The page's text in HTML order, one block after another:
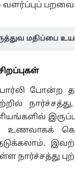
வளர்ப்புப்
மதிப்பை
பார்லி போன்ற
நார்ச்சத்து,
நார்ச்சத்து